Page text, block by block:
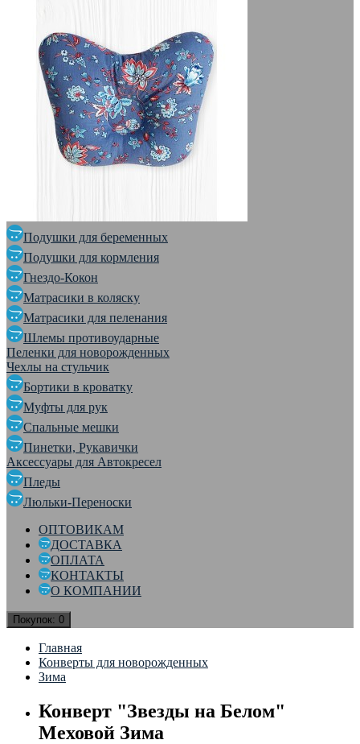
Подушки для беременных
Подушки для кормления
Гнездо-Кокон
Матрасики в коляску
Матрасики для пеленания
Шлемы противоударные
Пеленки для новорожденных
Чехлы на стульчик
Бортики в кроватку
Муфты для рук
Спальные мешки
Пинетки, Рукавички
Аксессуары для Автокресел
Пледы
Люльки-Переноски
ОПТОВИКАМ
ДОСТАВКА
ОПЛАТА
КОНТАКТЫ
О КОМПАНИИ
Покупок: 0
Главная
Конверты для новорожденных
Зима
Конверт "Звезды на Белом"
Меховой Зима